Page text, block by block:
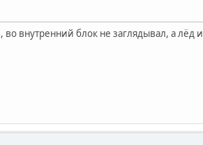
внутренний блок не заглядывал, а лёд